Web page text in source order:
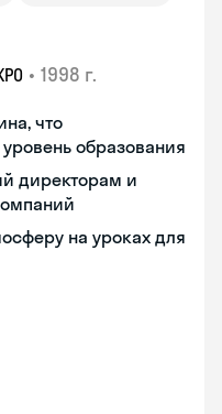
• 1998 г.
что
образования
директорам и
на уроках для